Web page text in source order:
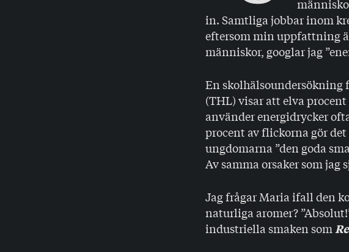
in. Samtliga jobbar inom
eftersom min uppfattning
människor, googlar jag
En skolhälsoundersökning
(THL) visar att elva
använder energidrycker
procent av flickorna gör
ungdomarna ”den goda
Av samma orsaker som jag
Jag frågar Maria ifall den
naturliga aromer?
industriella smaken som